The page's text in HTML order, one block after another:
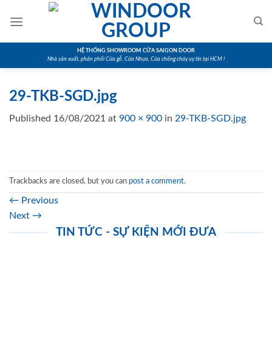
HỆ THỐNG SHOWROOM CỬA SAIGON DOOR
Nhà sản xuất, phân phối Cửa gỗ, Cửa Nhựa, Cửa chống cháy uy tín tại HCM !
29-TKB-SGD.jpg
Published 16/08/2021 at 900 × 900 in 29-TKB-SGD.jpg
Trackbacks are closed, but you can post a comment.
← Previous
Next →
TIN TỨC - SỰ KIỆN MỚI ĐƯA